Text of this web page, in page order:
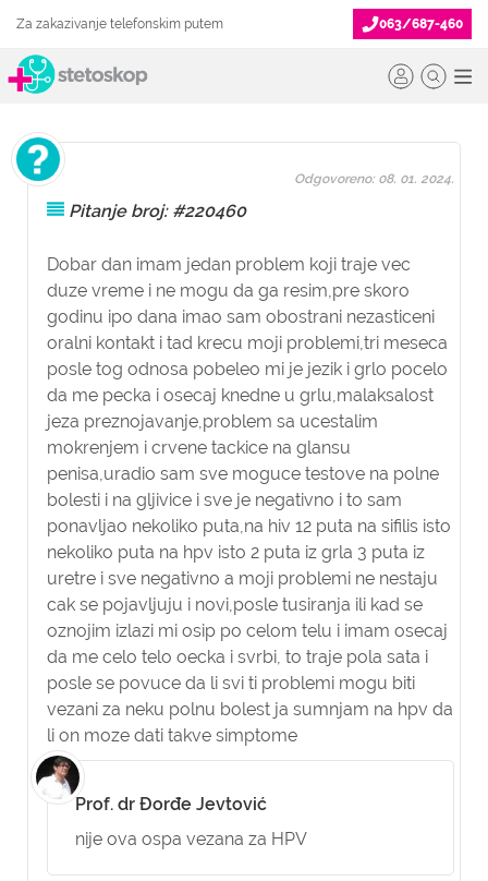
Za zakazivanje telefonskim putem 063/687-460
Pitanje broj: #220460
Dobar dan imam jedan problem koji traje vec
duze vreme i ne mogu da ga resim,pre skoro
godinu ipo dana imao sam obostrani nezasticeni
oralni kontakt i tad krecu moji problemi,tri meseca
posle tog odnosa pobeleo mi je jezik i grlo pocelo
da me pecka i osecaj knedne u grlu,malaksalost
jeza preznojavanje,problem sa ucestalim
mokrenjem i crvene tackice na glansu
penisa,uradio sam sve moguce testove na polne
bolesti i na gljivice i sve je negativno i to sam
ponavljao nekoliko puta,na hiv 12 puta na sifilis isto
nekoliko puta na hpv isto 2 puta iz grla 3 puta iz
uretre i sve negativno a moji problemi ne nestaju
cak se pojavljuju i novi,posle tusiranja ili kad se
oznojim izlazi mi osip po celom telu i imam osecaj
da me celo telo oecka i svrbi, to traje pola sata i
posle se povuce da li svi ti problemi mogu biti
vezani za neku polnu bolest ja sumnjam na hpv da
li on moze dati takve simptome
Odgovoreno: 08. 01. 2024.
Prof. dr Đorđe Jevtović
nije ova ospa vezana za HPV